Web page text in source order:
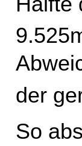
der
So